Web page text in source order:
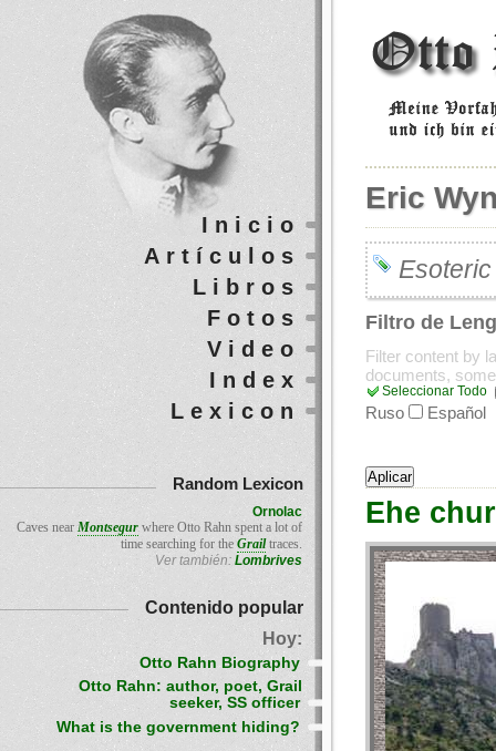
Eric
Filtro de
Filter content by
documents,
Seleccionar Todo
Ruso Español
Еhe
Inicio
Artículos
Libros
Fotos
Video
Index
Lexicon
Random Lexicon
Ornolac
Caves near Montsegurwhere Otto Rahn spent a lot of
time searching for the Grailtraces.
Ver también: Lombrives
Contenido popular
Hoy:
Otto Rahn Biography
Otto Rahn: author, poet, Grail
seeker, SS officer
What is the government hiding?